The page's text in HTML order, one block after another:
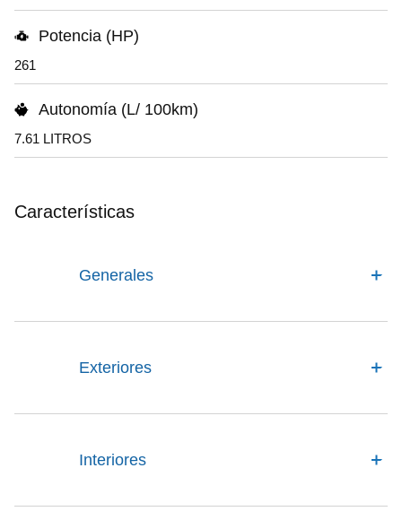
Potencia (HP)
261
Autonomía (L/ 100km)
7.61 LITROS
Características
Generales
Exteriores
Interiores